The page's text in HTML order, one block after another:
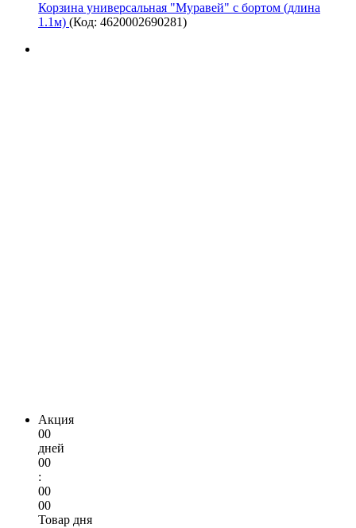
Корзина универсальная "Муравей" с бортом (длина
1.1м) (Код: 4620002690281)
Акция
00
дней
00
:
00
00
Товар дня